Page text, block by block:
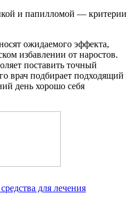
ожидаемого эффекта,
избавлении от наростов.
поставить точный
врач подбирает подходящий
день хорошо себя
для лечения